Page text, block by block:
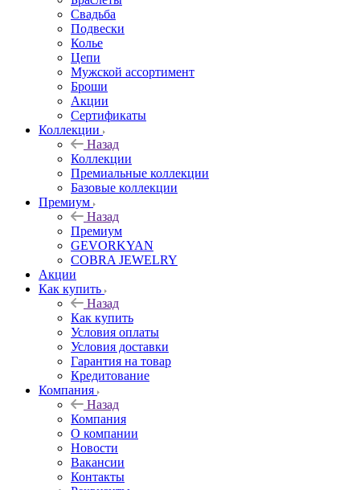
Свадьба
Подвески
Колье
Цепи
Мужской ассортимент
Броши
Акции
Сертификаты
Коллекции
Назад
Коллекции
Премиальные коллекции
Базовые коллекции
Премиум
Назад
Премиум
GEVORKYAN
COBRA JEWELRY
Акции
Как купить
Назад
Как купить
Условия оплаты
Условия доставки
Гарантия на товар
Кредитование
Компания
Назад
Компания
О компании
Новости
Вакансии
Контакты